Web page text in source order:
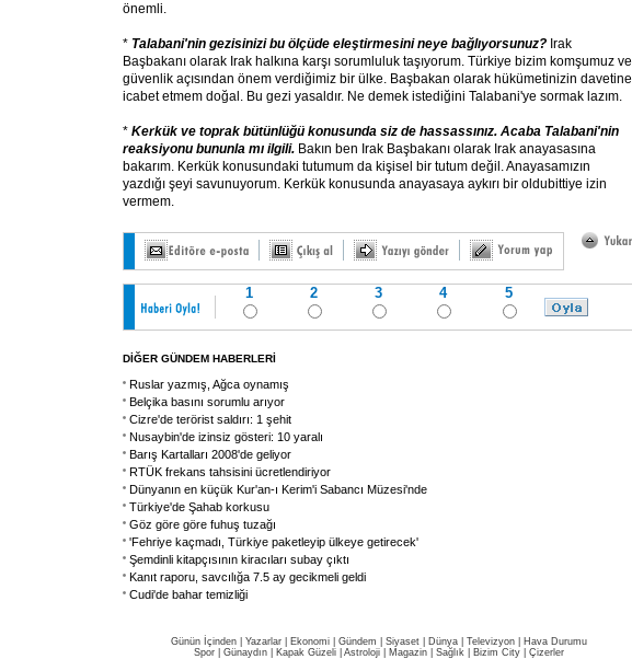
önemli.
* Talabani'nin gezisinizi bu ölçüde eleştirmesini neye bağlıyorsunuz? Irak
Başbakanı olarak Irak halkına karşı sorumluluk taşıyorum. Türkiye bizim komşumuz ve
güvenlik açısından önem verdiğimiz bir ülke. Başbakan olarak hükümetinizin davetine
icabet etmem doğal. Bu gezi yasaldır. Ne demek istediğini Talabani'ye sormak lazım.
* Kerkük ve toprak bütünlüğü konusunda siz de hassassınız. Acaba Talabani'nin
reaksiyonu bununla mı ilgili. Bakın ben Irak Başbakanı olarak Irak anayasasına
bakarım. Kerkük konusundaki tutumum da kişisel bir tutum değil. Anayasamızın
yazdığı şeyi savunuyorum. Kerkük konusunda anayasaya aykırı bir oldubittiye izin
vermem.
1 2 3 4 5
DİĞER GÜNDEM HABERLERİ
Ruslar yazmış, Ağca oynamış
Belçika basını sorumlu arıyor
Cizre'de terörist saldırı: 1 şehit
Nusaybin'de izinsiz gösteri: 10 yaralı
Barış Kartalları 2008'de geliyor
RTÜK frekans tahsisini ücretlendiriyor
Dünyanın en küçük Kur'an-ı Kerim'i Sabancı Müzesi'nde
Türkiye'de Şahab korkusu
Göz göre göre fuhuş tuzağı
'Fehriye kaçmadı, Türkiye paketleyip ülkeye getirecek'
Şemdinli kitapçısının kiracıları subay çıktı
Kanıt raporu, savcılığa 7.5 ay gecikmeli geldi
Cudi'de bahar temizliği
Günün İçinden Yazarlar Ekonomi Gündem Siyaset Dünya | Televizyon
Hava Durumu
Spor
Günaydın Kapak Güzeli Astroloji Magazin Sağlık Bizim City
Çizerler